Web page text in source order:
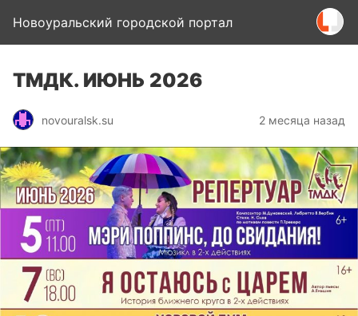
Новоуральский городской портал
ТМДК. ИЮНЬ 2026
novouralsk.su 2 месяца назад